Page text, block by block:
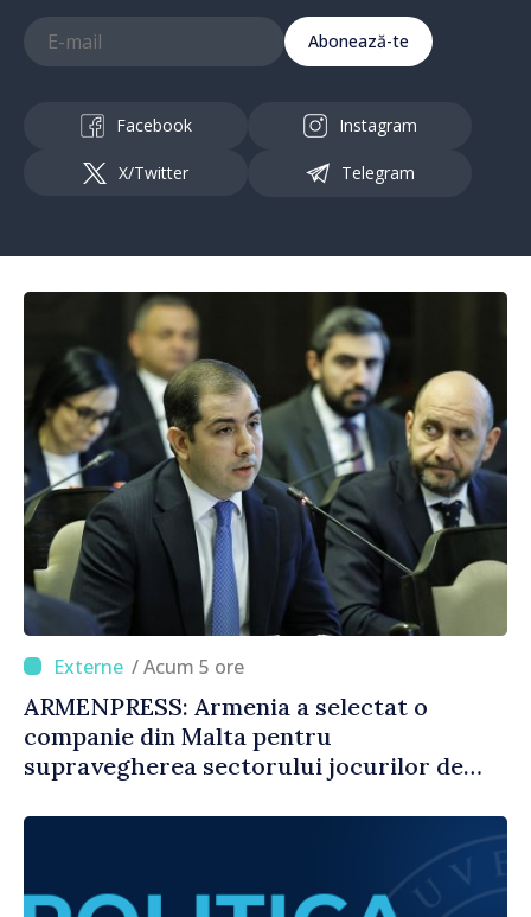
Abonează-te
Facebook Instagram
X/Twitter Telegram
/ Acum 5 ore
ARMENPRESS: Armenia a selectat o
companie din Malta pentru
supravegherea sectorului jocurilor de